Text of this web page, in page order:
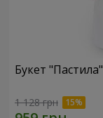
Букет "Пастила"
1 128 грн